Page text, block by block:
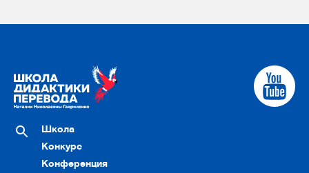
Школа
Конкурс
Конференция